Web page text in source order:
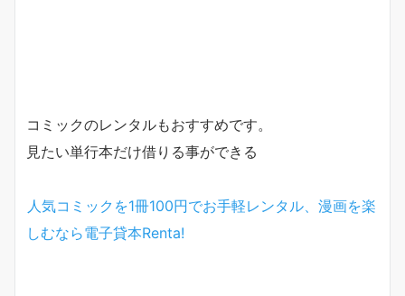
コミックのレンタルもおすすめです。
見たい単行本だけ借りる事ができる
人気コミックを1冊100円でお手軽レンタル、漫画を楽
しむなら電子貸本Renta!